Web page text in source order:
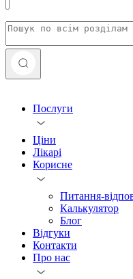
Послуги
Ціни
Лікарі
Корисне
Питання-
Калькулятор
Блог
Відгуки
Контакти
Про нас